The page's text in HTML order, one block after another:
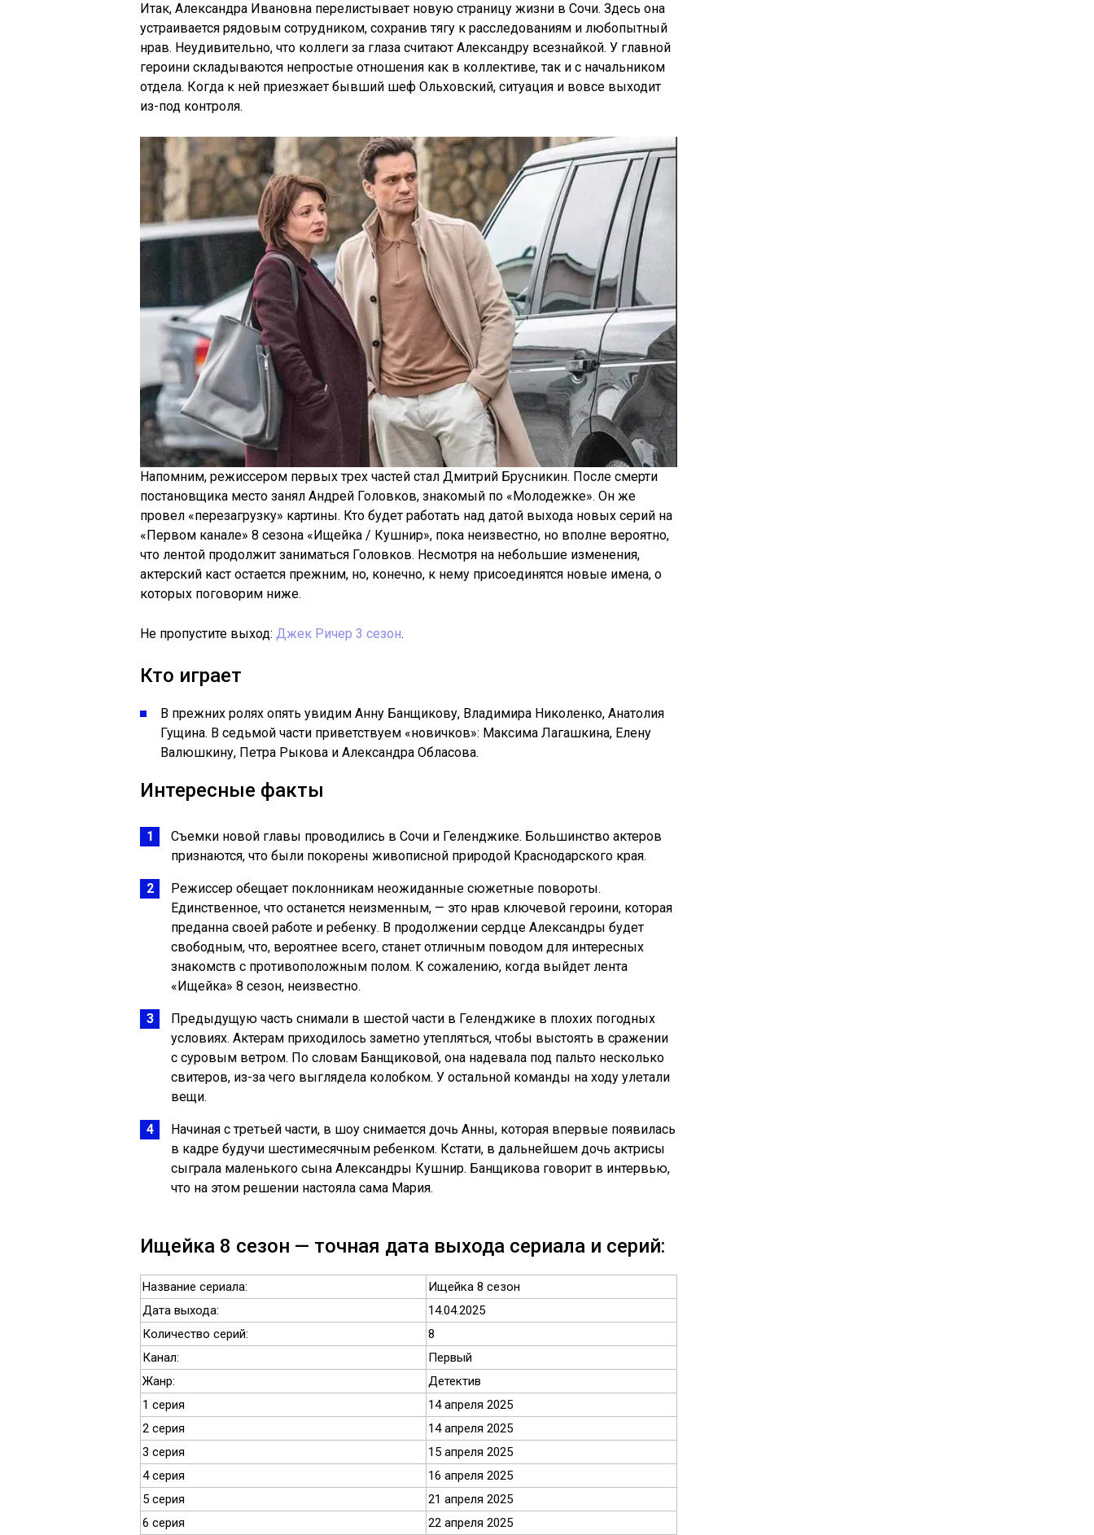
Итак, Александра Ивановна перелистывает новую страницу жизни в Сочи. Здесь она
устраивается рядовым сотрудником, сохранив тягу к расследованиям и любопытный
нрав. Неудивительно, что коллеги за глаза считают Александру всезнайкой. У главной
героини складываются непростые отношения как в коллективе, так и с начальником
отдела. Когда к ней приезжает бывший шеф Ольховский, ситуация и вовсе выходит
из-под контроля.
Напомним, режиссером первых трех частей стал Дмитрий Брусникин. После смерти
постановщика место занял Андрей Головков, знакомый по «Молодежке». Он же
провел «перезагрузку» картины. Кто будет работать над датой выхода новых серий на
«Первом канале» 8 сезона «Ищейка / Кушнир», пока неизвестно, но вполне вероятно,
что лентой продолжит заниматься Головков. Несмотря на небольшие изменения,
актерский каст остается прежним, но, конечно, к нему присоединятся новые имена, о
которых поговорим ниже.
Не пропустите выход: Джек Ричер 3 сезон.
Кто играет
В прежних ролях опять увидим Анну Банщикову, Владимира Николенко, Анатолия
Гущина. В седьмой части приветствуем «новичков»: Максима Лагашкина, Елену
Валюшкину, Петра Рыкова и Александра Обласова.
Интересные факты
Съемки новой главы проводились в Сочи и Геленджике. Большинство актеров
признаются, что были покорены живописной природой Краснодарского края.
Режиссер обещает поклонникам неожиданные сюжетные повороты.
Единственное, что останется неизменным, — это нрав ключевой героини, которая
преданна своей работе и ребенку. В продолжении сердце Александры будет
свободным, что, вероятнее всего, станет отличным поводом для интересных
знакомств с противоположным полом. К сожалению, когда выйдет лента
«Ищейка» 8 сезон, неизвестно.
Предыдущую часть снимали в шестой части в Геленджике в плохих погодных
условиях. Актерам приходилось заметно утепляться, чтобы выстоять в сражении
с суровым ветром. По словам Банщиковой, она надевала под пальто несколько
свитеров, из-за чего выглядела колобком. У остальной команды на ходу улетали
вещи.
Начиная с третьей части, в шоу снимается дочь Анны, которая впервые появилась
в кадре будучи шестимесячным ребенком. Кстати, в дальнейшем дочь актрисы
сыграла маленького сына Александры Кушнир. Банщикова говорит в интервью,
что на этом решении настояла сама Мария.
Ищейка 8 сезон — точная дата выхода сериала и серий:
Название сериала:
Ищейка 8 сезон
Дата выхода:
14.04.2025
Количество серий:
8
Канал:
Первый
Жанр:
Детектив
1 серия
14 апреля 2025
2 серия
14 апреля 2025
3 серия
15 апреля 2025
4 серия
16 апреля 2025
5 серия
21 апреля 2025
6 серия
22 апреля 2025